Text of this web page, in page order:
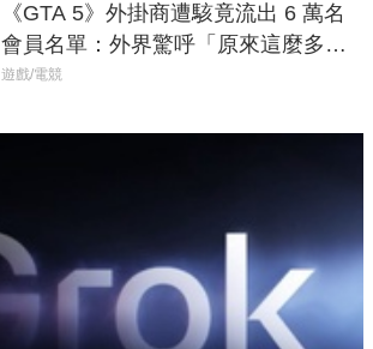
《GTA 5》外掛商遭駭竟流出 6 萬名
會員名單：外界驚呼「原來這麼多人
在開掛！」
遊戲/電競